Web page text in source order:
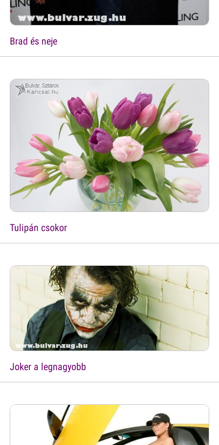
Brad és neje
Tulipán csokor
Joker a legnagyobb